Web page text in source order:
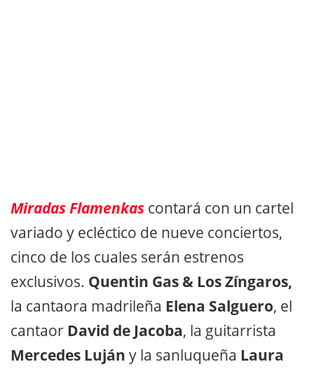
Miradas Flamenkas contará con un cartel
variado y ecléctico de nueve conciertos,
cinco de los cuales serán estrenos
exclusivos. Quentin Gas & Los Zíngaros,
la cantaora madrileña Elena Salguero, el
cantaor David de Jacoba, la guitarrista
Mercedes Luján y la sanluqueña Laura